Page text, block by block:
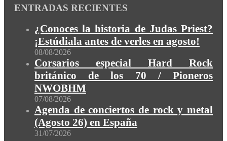
ENTRADAS RECIENTES
¿Conoces la historia de Judas Priest?
¡Estúdiala antes de verles en agosto!
08/08/2026
Corsarios especial Hard Rock
británico de los 70 / Pioneros
NWOBHM
07/08/2026
Agenda de conciertos de rock y metal
(Agosto 26) en España
31/07/2026